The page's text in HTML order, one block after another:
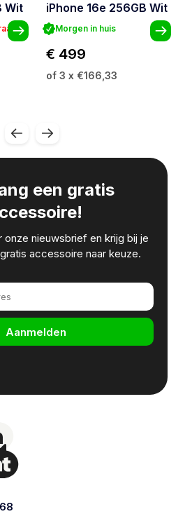
Wit iPhone 16e 256GB Wit
Morgen in huis
€ 499
of 3 x €166,33
een gratis
onze nieuwsbrief en krijg bij je
accessoire naar keuze.
Aanmelden